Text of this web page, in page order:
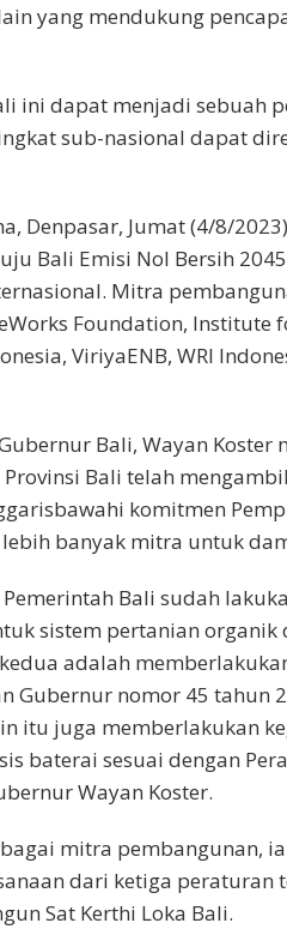
yang mendukung
ini dapat menjadi sebuah
sub-nasional dapat
Denpasar, Jumat (4/8/
Bali Emisi Nol Bersih
Mitra
Foundation, Institute
ViriyaENB, WRI
Bali, Wayan
Provinsi Bali telah
komitmen
banyak mitra untuk
Bali sudah
sistem pertanian organik
adalah
Gubernur nomor 45 tahun
itu juga memberlakukan
baterai sesuai dengan
Wayan Koster.
mitra pembangunan,
dari ketiga peraturan
Sat Kerthi Loka Bali.